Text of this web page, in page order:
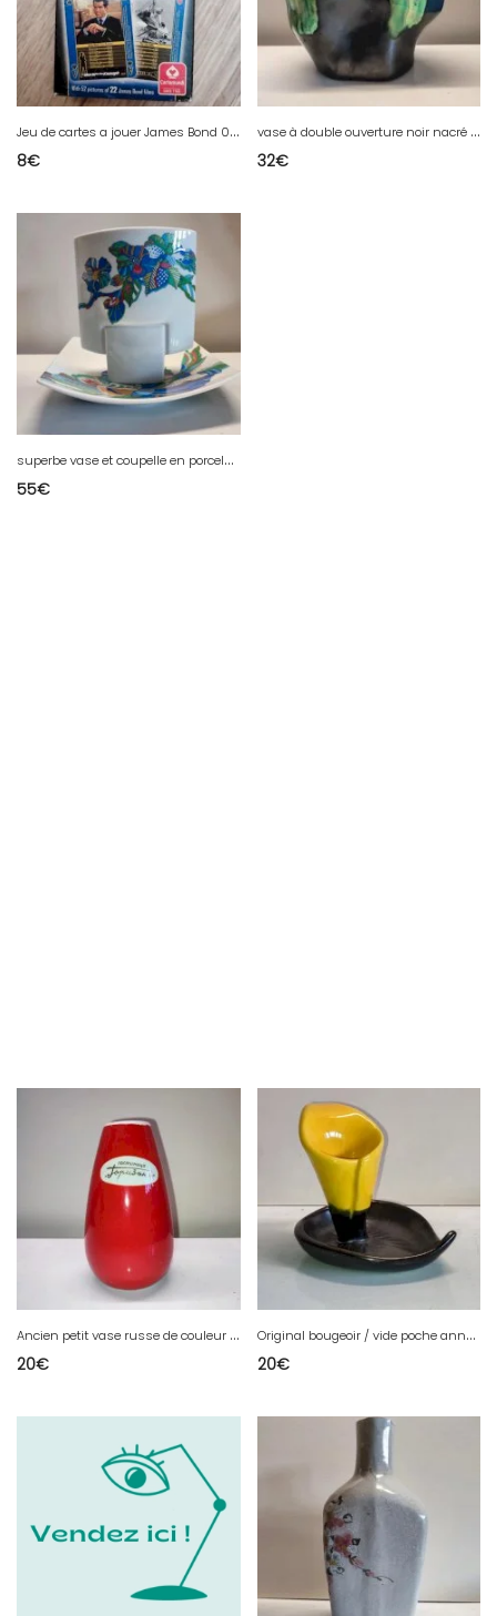
J
eu de cartes a jouer James Bond 007 en bon état
8€
v
ase à double ouverture noir nacré année 50-70 en bon etat
32€
s
uperbe vase et coupelle en porcelaine marque Rosenthal, design Brigitte Doege année 70 en bel etat
55€
A
ncien petit vase russe de couleur rouge signé en bel etat
20€
O
riginal bougeoir / vide poche année 50-60 signé BIOT en bon etat
20€